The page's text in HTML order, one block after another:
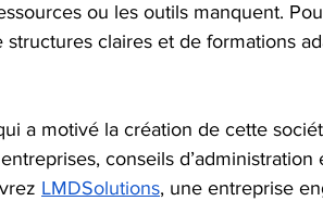
ou les outils manquent.
claires et de formations
a motivé la création de cette
conseils d’administration
LMDSolutions, une entreprise